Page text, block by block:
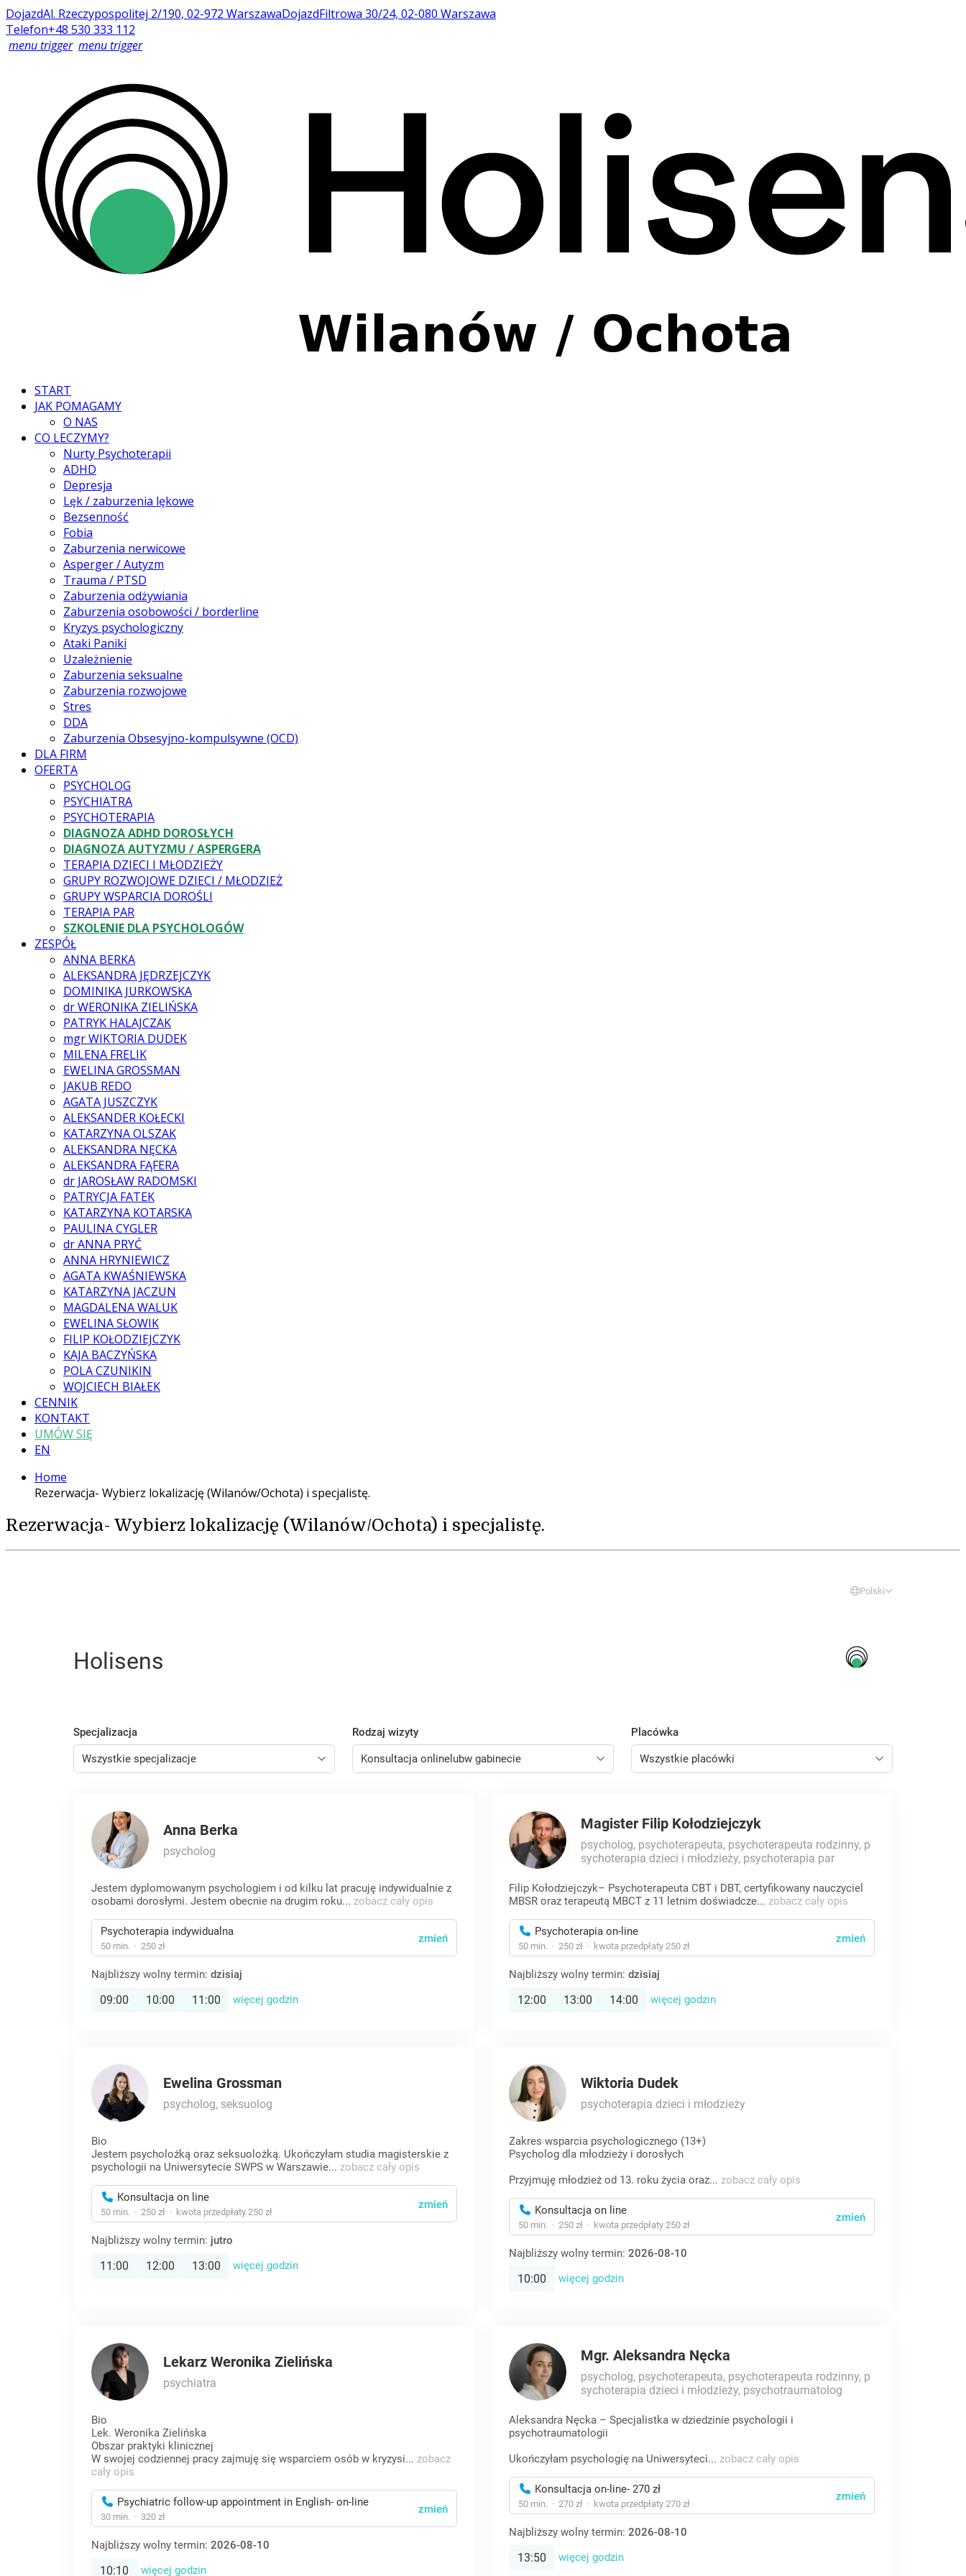
DojazdAl. Rzeczypospolitej 2/190, 02-972 WarszawaDojazdFiltrowa 30/24, 02-080 Warszawa
Telefon+48 530 333 112
menu trigger menu trigger
START
JAK POMAGAMY
O NAS
CO LECZYMY?
Nurty Psychoterapii
ADHD
Depresja
Lęk / zaburzenia lękowe
Bezsenność
Fobia
Zaburzenia nerwicowe
Asperger / Autyzm
Trauma / PTSD
Zaburzenia odżywiania
Zaburzenia osobowości / borderline
Kryzys psychologiczny
Ataki Paniki
Uzależnienie
Zaburzenia seksualne
Zaburzenia rozwojowe
Stres
DDA
Zaburzenia Obsesyjno-kompulsywne (OCD)
DLA FIRM
OFERTA
PSYCHOLOG
PSYCHIATRA
PSYCHOTERAPIA
DIAGNOZA ADHD DOROSŁYCH
DIAGNOZA AUTYZMU / ASPERGERA
TERAPIA DZIECI I MŁODZIEŻY
GRUPY ROZWOJOWE DZIECI / MŁODZIEŻ
GRUPY WSPARCIA DOROŚLI
TERAPIA PAR
SZKOLENIE DLA PSYCHOLOGÓW
ZESPÓŁ
ANNA BERKA
ALEKSANDRA JĘDRZEJCZYK
DOMINIKA JURKOWSKA
dr WERONIKA ZIELIŃSKA
PATRYK HALAJCZAK
mgr WIKTORIA DUDEK
MILENA FRELIK
EWELINA GROSSMAN
JAKUB REDO
AGATA JUSZCZYK
ALEKSANDER KOŁECKI
KATARZYNA OLSZAK
ALEKSANDRA NĘCKA
ALEKSANDRA FĄFERA
dr JAROSŁAW RADOMSKI
PATRYCJA FATEK
KATARZYNA KOTARSKA
PAULINA CYGLER
dr ANNA PRYĆ
ANNA HRYNIEWICZ
AGATA KWAŚNIEWSKA
KATARZYNA JACZUN
MAGDALENA WALUK
EWELINA SŁOWIK
FILIP KOŁODZIEJCZYK
KAJA BACZYŃSKA
POLA CZUNIKIN
WOJCIECH BIAŁEK
CENNIK
KONTAKT
UMÓW SIĘ
EN
Home
Rezerwacja- Wybierz lokalizację (Wilanów/Ochota) i specjalistę.
Rezerwacja- Wybierz lokalizację (Wilanów/Ochota) i specjalistę.